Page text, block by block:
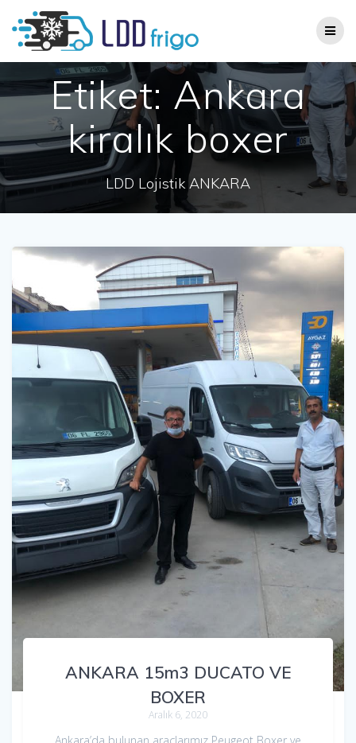
content
Etiket: Ankara
kiralık boxer
LDD Lojistik ANKARA
ANKARA 15m3 DUCATO VE
BOXER
Aralık 6, 2020